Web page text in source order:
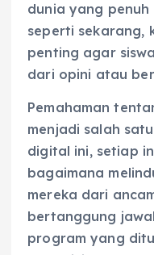
dunia yang
seperti sekarang,
penting agar
dari opini atau
Pemahaman
menjadi salah
digital ini, setiap
bagaimana
mereka dari
bertanggung
program yang